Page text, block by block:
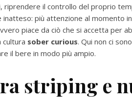
riprendere il controllo del proprio
inatteso: più attenzione al momento
piace da ciò che si accetta per
cultura sober curious. Qui non ci
il bere in modo più ampio.
striping e